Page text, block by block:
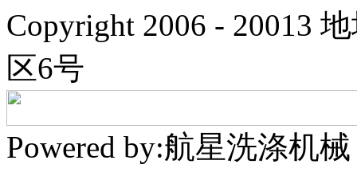
Copyright 2006 - 20013
区6号
Powered by:航星洗涤机